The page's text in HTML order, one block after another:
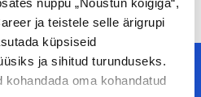
nuppu „Nõustun kõigiga“,
ja teistele selle ärigrupi
küpsiseid
ja sihitud turunduseks.
oma kohandatud